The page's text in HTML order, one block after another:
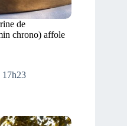
de
chrono) affole
17h23